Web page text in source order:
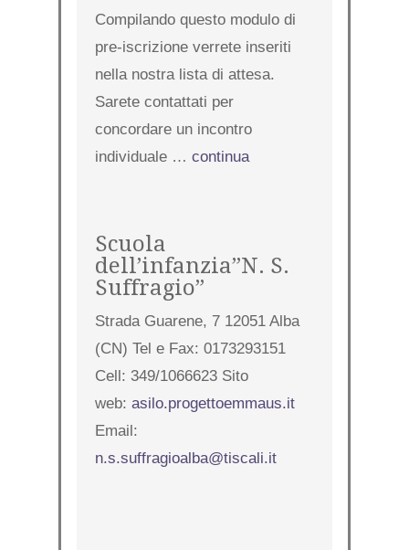
Compilando questo modulo di
pre-iscrizione verrete inseriti
nella nostra lista di attesa.
Sarete contattati per
concordare un incontro
individuale … continua
Scuola
dell’infanzia”N. S.
Suffragio”
Strada Guarene, 7 12051 Alba
(CN) Tel e Fax: 0173293151
Cell: 349/1066623 Sito
web: asilo.progettoemmaus.it
Email:
n.s.suffragioalba@tiscali.it